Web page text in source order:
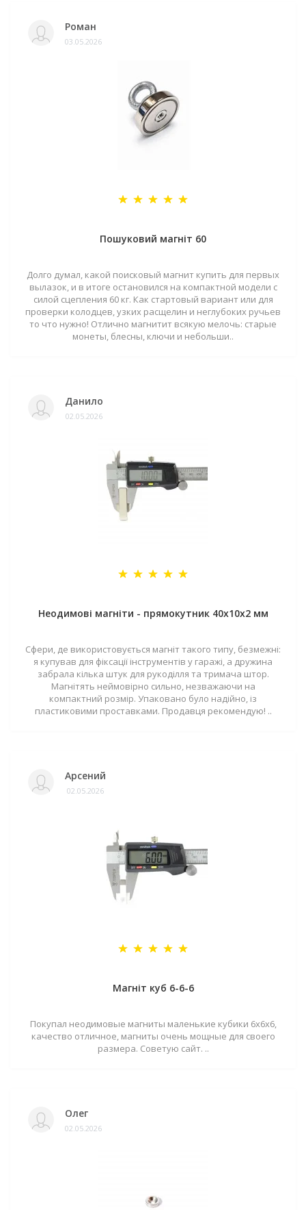
Роман
03.05.2026
Пошуковий магніт 60
Долго думал, какой поисковый магнит купить для первых
вылазок, и в итоге остановился на компактной модели с
силой сцепления 60 кг. Как стартовый вариант или для
проверки колодцев, узких расщелин и неглубоких ручьев
то что нужно! Отлично магнитит всякую мелочь: старые
монеты, блесны, ключи и небольши..
Данило
02.05.2026
Неодимові магніти - прямокутник 40x10x2 мм
Сфери, де використовується магніт такого типу, безмежні:
я купував для фіксації інструментів у гаражі, а дружина
забрала кілька штук для рукоділля та тримача штор.
Магнітять неймовірно сильно, незважаючи на
компактний розмір. Упаковано було надійно, із
пластиковими проставками. Продавця рекомендую! ..
Арсений
02.05.2026
Магніт куб 6-6-6
Покупал неодимовые магниты маленькие кубики 6х6х6,
качество отличное, магниты очень мощные для своего
размера. Советую сайт. ..
Олег
02.05.2026